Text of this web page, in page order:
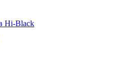
Hi-Black